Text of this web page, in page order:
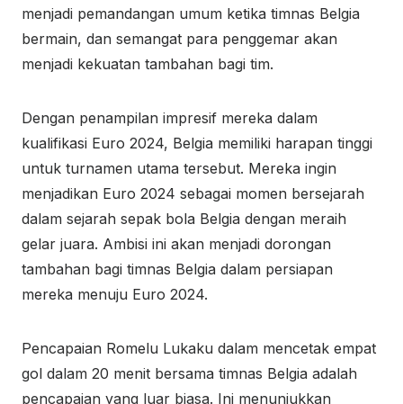
menjadi pemandangan umum ketika timnas Belgia
bermain, dan semangat para penggemar akan
menjadi kekuatan tambahan bagi tim.
Dengan penampilan impresif mereka dalam
kualifikasi Euro 2024, Belgia memiliki harapan tinggi
untuk turnamen utama tersebut. Mereka ingin
menjadikan Euro 2024 sebagai momen bersejarah
dalam sejarah sepak bola Belgia dengan meraih
gelar juara. Ambisi ini akan menjadi dorongan
tambahan bagi timnas Belgia dalam persiapan
mereka menuju Euro 2024.
Pencapaian Romelu Lukaku dalam mencetak empat
gol dalam 20 menit bersama timnas Belgia adalah
pencapaian yang luar biasa. Ini menunjukkan